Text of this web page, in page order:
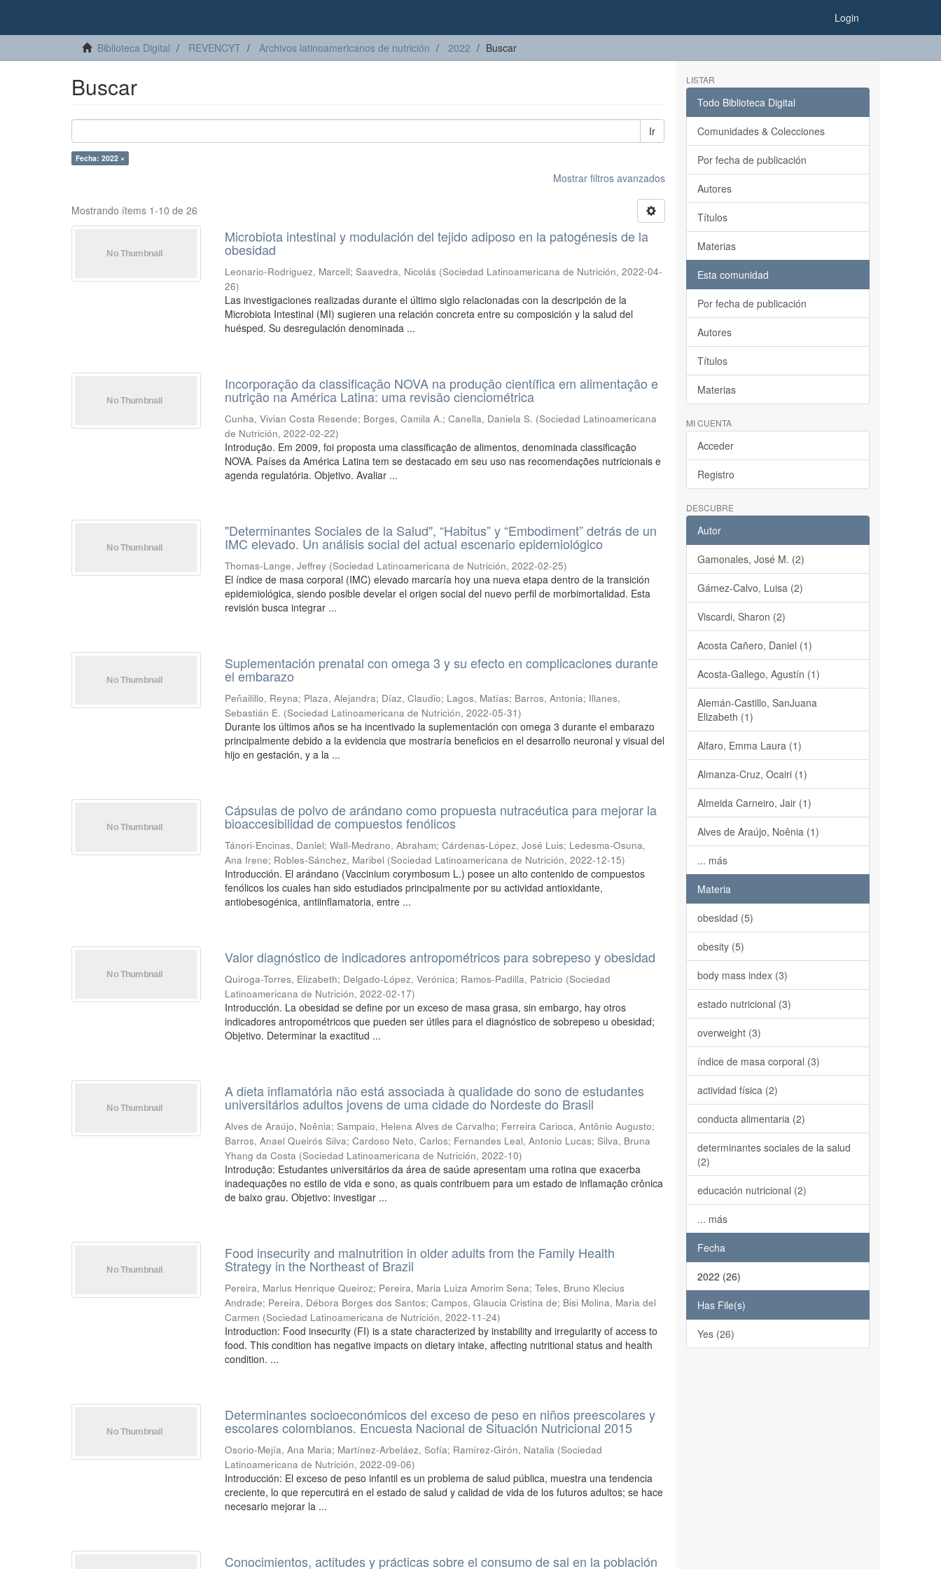
Login
Biblioteca Digital REVENCYT Archivos latinoamericanos de nutrición 2022 Buscar
Buscar
Ir
Fecha: 2022 ×
Mostrar filtros avanzados
Mostrando ítems 1-10 de 26
Microbiota intestinal y modulación del tejido adiposo en la patogénesis de la
obesidad
Leonario-Rodriguez, Marcell;Saavedra, Nicolás (Sociedad Latinoamericana de Nutrición,2022-04-
26)
Las investigaciones realizadas durante el último siglo relacionadas con la descripción de la
Microbiota Intestinal (MI) sugieren una relación concreta entre su composición y la salud del
huésped. Su desregulación denominada ...
Incorporação da classificação NOVA na produção científica em alimentação e
nutrição na América Latina: uma revisão cienciométrica
Cunha, Vivian Costa Resende; Borges, Camila A.;Canella, Daniela S. (Sociedad Latinoamericana
de Nutrición,2022-02-22)
Introdução. Em 2009, foi proposta uma classificação de alimentos, denominada classificação
NOVA. Países da América Latina tem se destacado em seu uso nas recomendações nutricionais e
agenda regulatória. Objetivo. Avaliar ...
"Determinantes Sociales de la Salud", “Habitus” y “Embodiment” detrás de un
IMC elevado. Un análisis social del actual escenario epidemiológico
Thomas-Lange, Jeffrey (Sociedad Latinoamericana de Nutrición,2022-02-25)
El índice de masa corporal (IMC) elevado marcaría hoy una nueva etapa dentro de la transición
epidemiológica, siendo posible develar el origen social del nuevo perfil de morbimortalidad. Esta
revisión busca integrar ...
Suplementación prenatal con omega 3 y su efecto en complicaciones durante
el embarazo
Peñailillo, Reyna; Plaza, Alejandra; Díaz, Claudio; Lagos, Matías; Barros, Antonia; Illanes,
Sebastián E. (Sociedad Latinoamericana de Nutrición,2022-05-31)
Durante los últimos años se ha incentivado la suplementación con omega 3 durante el embarazo
principalmente debido a la evidencia que mostraría beneficios en el desarrollo neuronal y visual del
hijo en gestación, y a la ...
Cápsulas de polvo de arándano como propuesta nutracéutica para mejorar la
bioaccesibilidad de compuestos fenólicos
Tánori-Encinas, Daniel;Wall-Medrano, Abraham;Cárdenas-López, José Luis; Ledesma-Osuna,
Ana Irene; Robles-Sánchez, Maribel (Sociedad Latinoamericana de Nutrición,2022-12-15)
Introducción. El arándano (Vaccinium corymbosum L.) posee un alto contenido de compuestos
fenólicos los cuales han sido estudiados principalmente por su actividad antioxidante,
antiobesogénica, antiinflamatoria, entre ...
Valor diagnóstico de indicadores antropométricos para sobrepeso y obesidad
Quiroga-Torres, Elizabeth; Delgado-López, Verónica; Ramos-Padilla, Patricio (Sociedad
Latinoamericana de Nutrición,2022-02-17)
Introducción. La obesidad se define por un exceso de masa grasa, sin embargo, hay otros
indicadores antropométricos que pueden ser útiles para el diagnóstico de sobrepeso u obesidad;
Objetivo. Determinar la exactitud ...
A dieta inflamatória não está associada à qualidade do sono de estudantes
universitários adultos jovens de uma cidade do Nordeste do Brasil
Alves de Araújo, Noênia;Sampaio, Helena Alves de Carvalho; Ferreira Carioca, Antônio Augusto;
Barros, Anael Queirós Silva;Cardoso Neto, Carlos; Fernandes Leal, Antonio Lucas;Silva, Bruna
Yhang da Costa (Sociedad Latinoamericana de Nutrición,2022-10)
Introdução: Estudantes universitários da área de saúde apresentam uma rotina que exacerba
inadequações no estilo de vida e sono, as quais contribuem para um estado de inflamação crônica
de baixo grau. Objetivo: investigar ...
Food insecurity and malnutrition in older adults from the Family Health
Strategy in the Northeast of Brazil
Pereira, Marlus Henrique Queiroz; Pereira, Maria Luiza Amorim Sena;Teles, Bruno Klecius
Andrade; Pereira, Débora Borges dos Santos;Campos, Glaucia Cristina de; Bisi Molina, Maria del
Carmen (Sociedad Latinoamericana de Nutrición,2022-11-24)
Introduction: Food insecurity (FI) is a state characterized by instability and irregularity of access to
food. This condition has negative impacts on dietary intake, affecting nutritional status and health
condition. ...
Determinantes socioeconómicos del exceso de peso en niños preescolares y
escolares colombianos. Encuesta Nacional de Situación Nutricional 2015
Osorio-Mejía, Ana Maria; Martínez-Arbeláez, Sofía; Ramírez-Girón, Natalia (Sociedad
Latinoamericana de Nutrición,2022-09-06)
Introducción: El exceso de peso infantil es un problema de salud pública, muestra una tendencia
creciente, lo que repercutirá en el estado de salud y calidad de vida de los futuros adultos; se hace
necesario mejorar la ...
Conocimientos, actitudes y prácticas sobre el consumo de sal en la población
LISTAR
Todo Biblioteca Digital
Comunidades & Colecciones
Por fecha de publicación
Autores
Títulos
Materias
Esta comunidad
Por fecha de publicación
Autores
Títulos
Materias
MI CUENTA
Acceder
Registro
DESCUBRE
Autor
Gamonales, José M. (2)
Gámez-Calvo, Luisa (2)
Viscardi, Sharon (2)
Acosta Cañero, Daniel (1)
Acosta-Gallego, Agustín (1)
Alemán-Castillo, SanJuana
Elizabeth (1)
Alfaro, Emma Laura (1)
Almanza-Cruz, Ocairi (1)
Almeida Carneiro, Jair (1)
Alves de Araújo, Noênia (1)
... más
Materia
obesidad (5)
obesity (5)
body mass index (3)
estado nutricional (3)
overweight (3)
índice de masa corporal (3)
actividad física (2)
conducta alimentaria (2)
determinantes sociales de la salud
(2)
educación nutricional (2)
... más
Fecha
2022 (26)
Has File(s)
Yes (26)